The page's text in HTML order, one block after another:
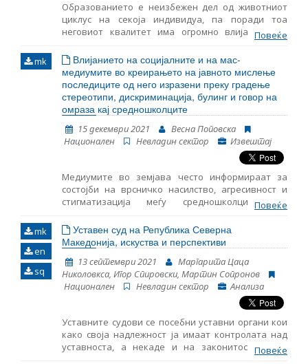
Образованието е неизбежен дел од животниот
циклус на секоја индивидуа, па поради тоа
неговиот квалитет има огромно влијание врз
нејзиниот континуиран развој. Правото на
образование како човеково право за прв пат го
сретнуваме во Универзалната декларација за
човекови права од 1948 година.1 Во нашето
законодавство, правото на образование е
уредено во член 44 од Уставот кој предвидува
дека секој има право на образование кое е
достапно на секого под еднакви услови, додека
пак посебните закони ги уредуваат условите и
реализацијата во основното, средното и високото
образование.2 Од меѓународен аспект,
Универзалната декларација за човекови права
во член 26 предвидува дека секој има право на
образование, додека пак Европската конвенција
предвидува дека на никого не може да му се
одземе правото на образование. Понатаму, ова
универзално право е предвидено и во
Конвенцијата за правата на детото, УНЕСКО
Конвенцијата против дискриминација во о
Повеќе
mk
Влијанието на социјалните и на мас-
медиумите во креирањето на јавното мислење
последиците од него изразени преку градење
стереотипи, дискриминација, булинг и говор на
омраза кај средношколците
15 декември 2021
Весна Поповска
Национален
Невладин сектор Извештај
Медиумите во земјава често информираат за
состојби на врсничко насилство, агресивност и
стигматизација меѓу средношколците, но
недостигаат емпириски истражувања за
каузалната поврзаност, изолација и онлајн
наставата, ваквите настани не изостанаа во
офлајн светот, што индицира дека улогата на
медиумите, во целиот процес, претставува
фактор на кој системски треба да му се пристапи.
Повеќе
mk
en
sq
Уставен суд на Република Северна
Македонија, искуства и перспективи
13 септември 2021
Маргарита Цаца
Николовкса, Игор Спировски, Мартин Сопронов
Национален
Невладин сектор Анализа
Уставните судови се посебни уставни органи кои
како своја надлежност ја имаат контролата над
уставноста, а некаде и на законитоста. Како
резултат на оваа нивна значајна улога во
Повеќе